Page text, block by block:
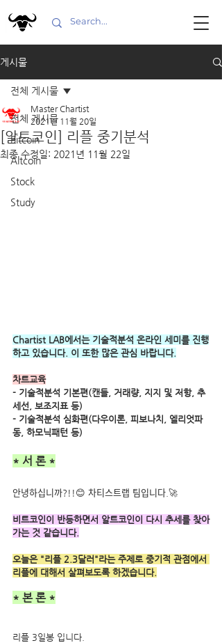
게시물
전체 게시물
Bitcoin
Altcoin
Stock
Study
전체 게시물
[알트코인] 리플 중기분석
Master Chartist
2021년 11월 20일
최종 수정일: 2021년 11월 22일
Chartist LAB에서는 기술적분석 온라인 세미를 진행
하고 있습니다. 이 또한 많은 관심 바랍니다.
차트교육
- 기술적분석 기본편(캔들, 거래량, 지지 및 저항, 추
세선, 보조지표 등)
- 기술적분석 심화편(다우이론, 피보나치, 엘리엇파
동, 하모닉패턴 등)
* 서 론 *
안녕하십니까?!!😊 차티스트랩 팀입니다.🚀
비트코인이 반등하면서 알트코인이 다시 추세를 찾아
가는 것 같습니다.
오늘은 "리플 2.3달러"라는 주제로 중기적 관점에서
리플에 대해서 살펴보도록 하겠습니다.
* 본 론 *
리플 3일봉 입니다.